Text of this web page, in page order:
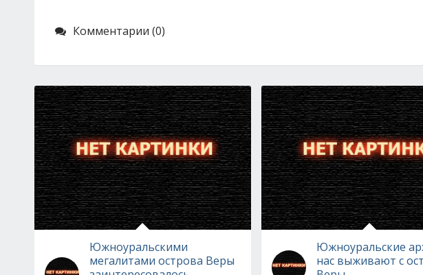
Комментарии (0)
Южноуральскими
мегалитами острова Веры
Южноуральские
нас выживают с